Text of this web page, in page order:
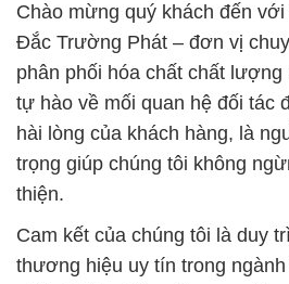
Chào mừng quý khách đến
Đắc Trường Phát – đơn vị
phân phối hóa chất chất lượng
tự hào về mối quan hệ đối tác
hài lòng của khách hàng, là
trọng giúp chúng tôi không
thiện.
Cam kết của chúng tôi là duy
thương hiệu uy tín trong